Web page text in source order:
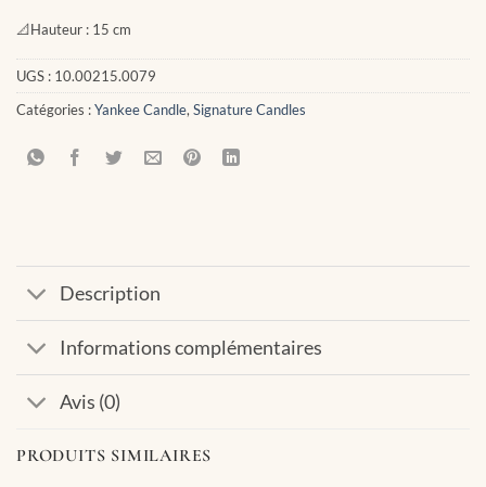
📐Hauteur : 15 cm
UGS : 10.00215.0079
Catégories :Yankee Candle, Signature Candles
Description
Informations complémentaires
Avis (0)
PRODUITS SIMILAIRES